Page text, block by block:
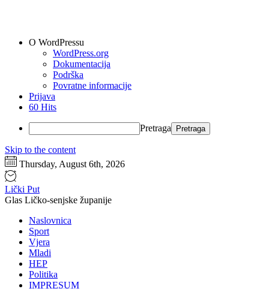
O WordPressu
WordPress.org
Dokumentacija
Podrška
Povratne informacije
Prijava
60 Hits
Pretraga
Skip to the content
Thursday, August 6th, 2026
Lički Put
Glas Ličko-senjske županije
Naslovnica
Sport
Vjera
Mladi
HEP
Politika
IMPRESUM